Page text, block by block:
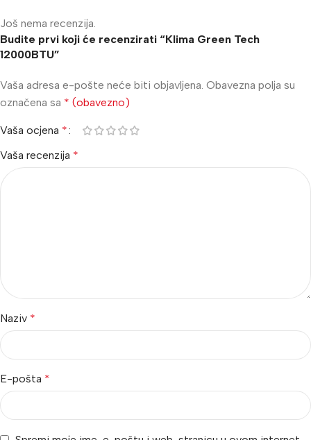
Još nema recenzija.
Budite prvi koji će recenzirati “Klima Green Tech
12000BTU”
Vaša adresa e-pošte neće biti objavljena. Obavezna polja su
označena sa * (obavezno)
Vaša ocjena *
Vaša recenzija *
Naziv *
E-pošta *